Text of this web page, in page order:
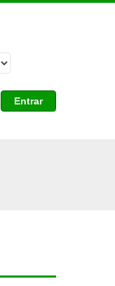
Entrar